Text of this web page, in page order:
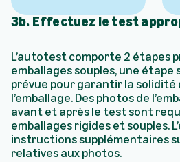
3b. Effectuez le test
L’autotest comporte 2 étapes
emballages souples, une
prévue pour garantir la solidité
l’emballage. Des photos de
avant et après le test sont
emballages rigides et souples.
instructions supplémentaires
relatives aux photos.